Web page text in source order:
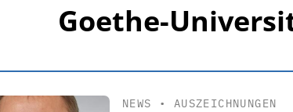
Goethe-
NEWS • AUSZEICHNUNGEN